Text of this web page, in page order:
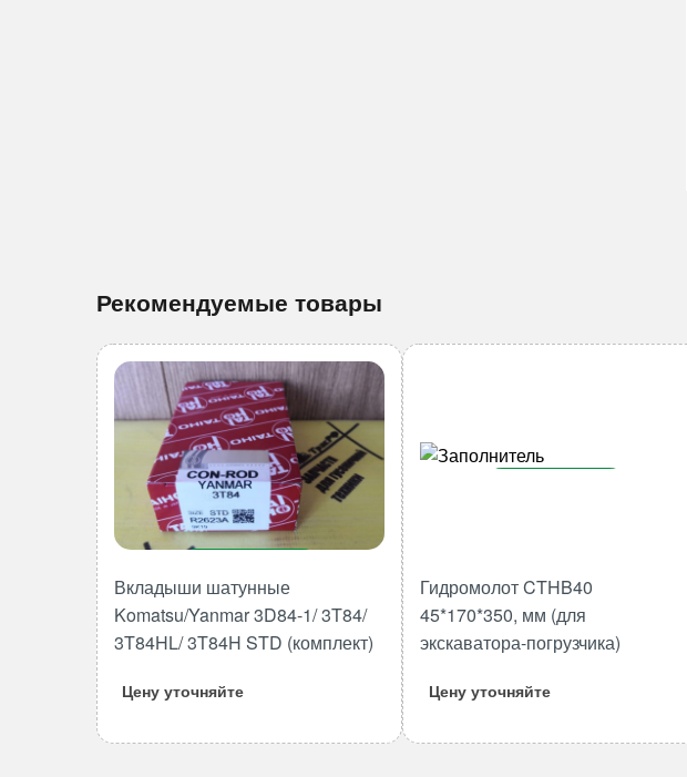
Рекомендуемые товары
Количество
товара
Вкладыши
3D84-
Вкладыши шатунные
Komatsu/Yanmar 3D84-1/ 3T84/
3T84HL/ 3T84H STD (комплект)
Цену уточняйте
Гидромолот
CTHB40
45*170*350,
мм
погрузчика)
Гидромолот CTHB40
45*170*350, мм (для
экскаватора-погрузчика)
Цену уточняйте